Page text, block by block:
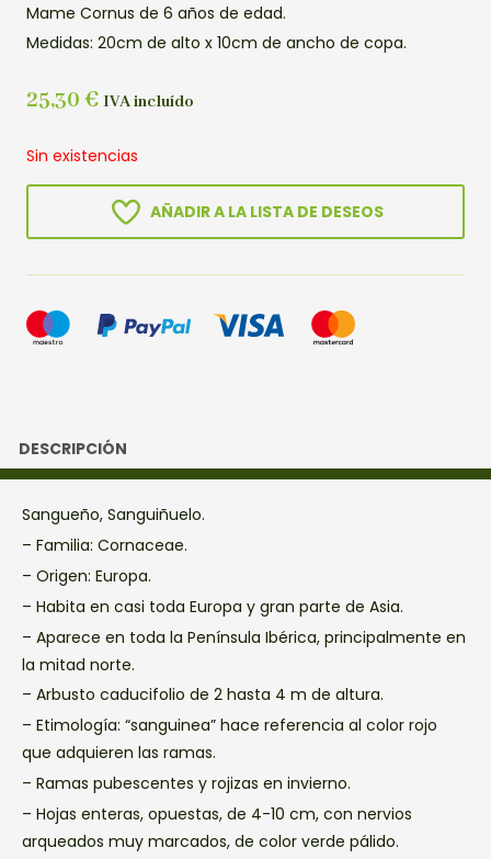
Mame Cornus de 6 años de edad.
Medidas: 20cm de alto x 10cm de ancho de copa.
25,30 € IVA incluído
Sin existencias
AÑADIR A LA LISTA DE DESEOS
DESCRIPCIÓN
Sangueño, Sanguiñuelo.
– Familia: Cornaceae.
– Origen: Europa.
– Habita en casi toda Europa y gran parte de Asia.
– Aparece en toda la Península Ibérica, principalmente en
la mitad norte.
– Arbusto caducifolio de 2 hasta 4 m de altura.
– Etimología: “sanguinea” hace referencia al color rojo
que adquieren las ramas.
– Ramas pubescentes y rojizas en invierno.
– Hojas enteras, opuestas, de 4-10 cm, con nervios
arqueados muy marcados, de color verde pálido.